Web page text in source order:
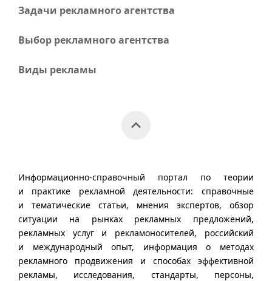
Задачи рекламного агентства
Выбор рекламного агентства
Виды рекламы
Информационно-справочный портал по теории
и практике рекламной деятельности: справочные
и тематические статьи, мнения экспертов, обзор
ситуации на рынках рекламных предложений,
рекламных услуг и рекламоносителей, российский
и международный опыт, информация о методах
рекламного продвижения и способах эффективной
рекламы, исследования, стандарты, персоны,